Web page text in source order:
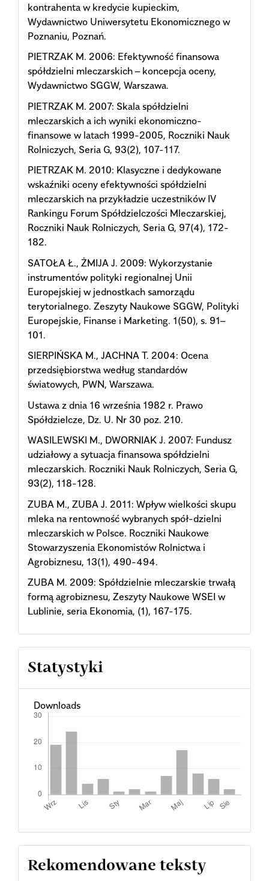
kontrahenta w kredycie kupieckim,
Wydawnictwo Uniwersytetu Ekonomicznego w
Poznaniu, Poznań.
PIETRZAK M. 2006: Efektywność finansowa
spółdzielni mleczarskich – koncepcja oceny,
Wydawnictwo SGGW, Warszawa.
PIETRZAK M. 2007: Skala spółdzielni
mleczarskich a ich wyniki ekonomiczno-
finansowe w latach 1999-2005, Roczniki Nauk
Rolniczych, Seria G, 93(2), 107-117.
PIETRZAK M. 2010: Klasyczne i dedykowane
wskaźniki oceny efektywności spółdzielni
mleczarskich na przykładzie uczestników IV
Rankingu Forum Spółdzielczości Mleczarskiej,
Roczniki Nauk Rolniczych, Seria G, 97(4), 172-
182.
SATOŁA Ł., ŻMIJA J. 2009: Wykorzystanie
instrumentów polityki regionalnej Unii
Europejskiej w jednostkach samorządu
terytorialnego. Zeszyty Naukowe SGGW, Polityki
Europejskie, Finanse i Marketing. 1(50), s. 91–
101.
SIERPIŃSKA M., JACHNA T. 2004: Ocena
przedsiębiorstwa według standardów
światowych, PWN, Warszawa.
Ustawa z dnia 16 września 1982 r. Prawo
Spółdzielcze, Dz. U. Nr 30 poz. 210.
WASILEWSKI M., DWORNIAK J. 2007: Fundusz
udziałowy a sytuacja finansowa spółdzielni
mleczarskich. Roczniki Nauk Rolniczych, Seria G,
93(2), 118-128.
ZUBA M., ZUBA J. 2011: Wpływ wielkości skupu
mleka na rentowność wybranych spół-dzielni
mleczarskich w Polsce. Roczniki Naukowe
Stowarzyszenia Ekonomistów Rolnictwa i
Agrobiznesu, 13(1), 490-494.
ZUBA M. 2009: Spółdzielnie mleczarskie trwałą
formą agrobiznesu, Zeszyty Naukowe WSEI w
Lublinie, seria Ekonomia, (1), 167-175.
Statystyki
Downloads
Rekomendowane teksty